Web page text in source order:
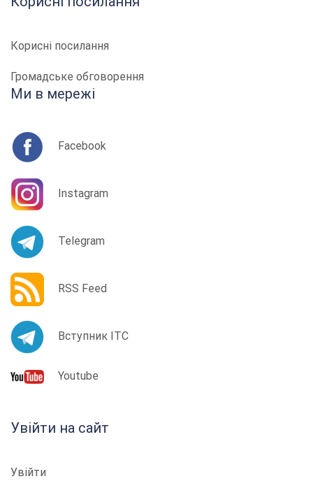
Корисні посилання
Громадське обговорення
Ми в мережі
Facebook
Instagram
Telegram
RSS Feed
Вступник ІТС
Youtube
Увійти на сайт
Увійти